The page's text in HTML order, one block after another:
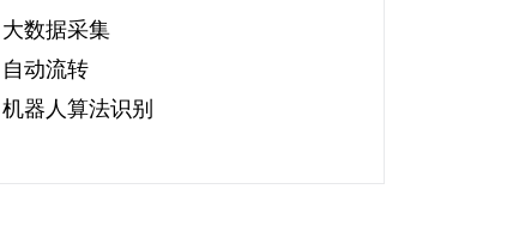
大数据采集
自动流转
机器人算法识别